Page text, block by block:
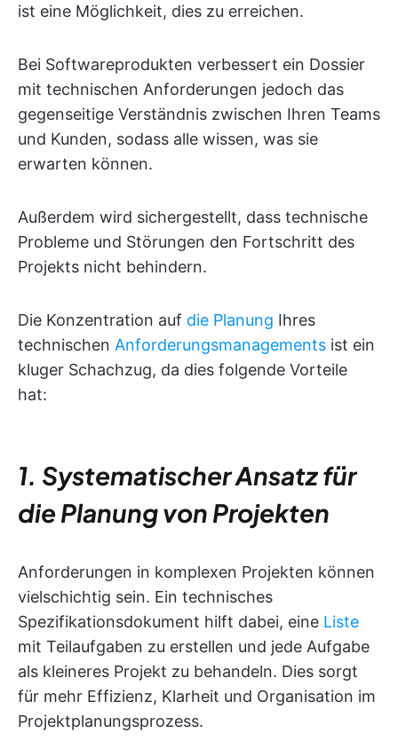
ist eine Möglichkeit, dies zu erreichen.
Bei Softwareprodukten verbessert ein Dossier
mit technischen Anforderungen jedoch das
gegenseitige Verständnis zwischen Ihren Teams
und Kunden, sodass alle wissen, was sie
erwarten können.
Außerdem wird sichergestellt, dass technische
Probleme und Störungen den Fortschritt des
Projekts nicht behindern.
Die Konzentration auf die Planung Ihres
technischen Anforderungsmanagements ist ein
kluger Schachzug, da dies folgende Vorteile
hat:
1. Systematischer Ansatz für
die Planung von Projekten
Anforderungen in komplexen Projekten können
vielschichtig sein. Ein technisches
Spezifikationsdokument hilft dabei, eine Liste
mit Teilaufgaben zu erstellen und jede Aufgabe
als kleineres Projekt zu behandeln. Dies sorgt
für mehr Effizienz, Klarheit und Organisation im
Projektplanungsprozess.